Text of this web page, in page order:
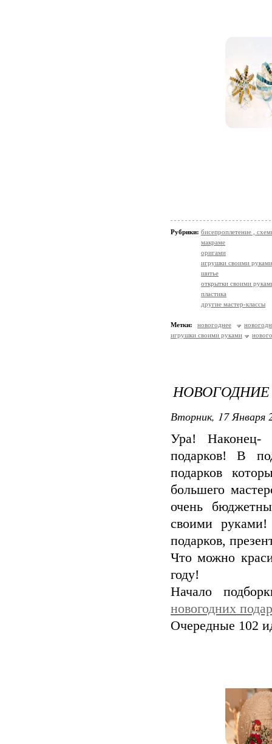
Рубрики: бисепроплетение ,
макраме
оригами
игрушки своими руками
шитье
открытки своими
пластика
другие мастер-классы
Метки: новогоднее
игрушки своими руками
Вторник, 17 Января
Ура! Наконец-
подарков! В
подарков
большего
очень
своими
подарков,
Что можно
году!
Начало
новогодних
Очередные 102